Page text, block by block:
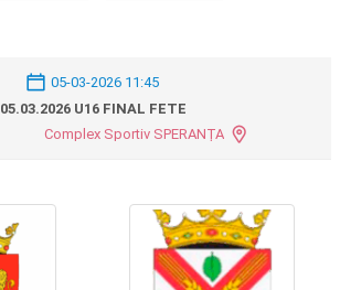
05-03-2026 11:45
05.03.2026 U16 FINAL FETE
Complex Sportiv SPERANȚA